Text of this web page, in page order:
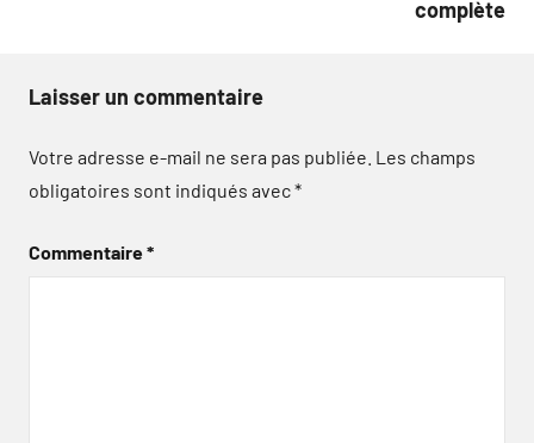
complète
Laisser un commentaire
Votre adresse e-mail ne sera pas publiée. Les champs
obligatoires sont indiqués avec*
Commentaire*